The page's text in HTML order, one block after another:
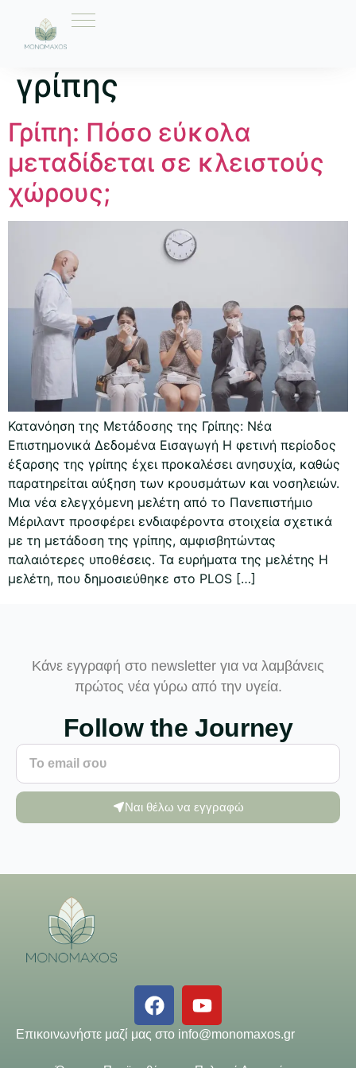
Ετικέτα:
γρίπης
Γρίπη: Πόσο εύκολα
μεταδίδεται σε κλειστούς
χώρους;
Κατανόηση της Μετάδοσης της Γρίπης: Νέα
Επιστημονικά Δεδομένα Εισαγωγή Η φετινή περίοδος
έξαρσης της γρίπης έχει προκαλέσει ανησυχία, καθώς
παρατηρείται αύξηση των κρουσμάτων και νοσηλειών.
Μια νέα ελεγχόμενη μελέτη από το Πανεπιστήμιο
Μέριλαντ προσφέρει ενδιαφέροντα στοιχεία σχετικά
με τη μετάδοση της γρίπης, αμφισβητώντας
παλαιότερες υποθέσεις. Τα ευρήματα της μελέτης Η
μελέτη, που δημοσιεύθηκε στο PLOS […]
Κάνε εγγραφή στο newsletter για να λαμβάνεις
πρώτος νέα γύρω από την υγεία.
Follow the Journey
Ναι θέλω να εγγραφώ
Επικοινωνήστε μαζί μας στο info@monomaxos.gr